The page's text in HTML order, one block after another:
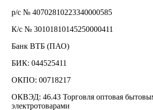
р/с № 40702810223340000585
К/с № 30101810145250000411
Банк ВТБ (ПАО)
БИК: 044525411
ОКПО: 00718217
ОКВЭД: 46.43 Торговля оптовая
электротоварами